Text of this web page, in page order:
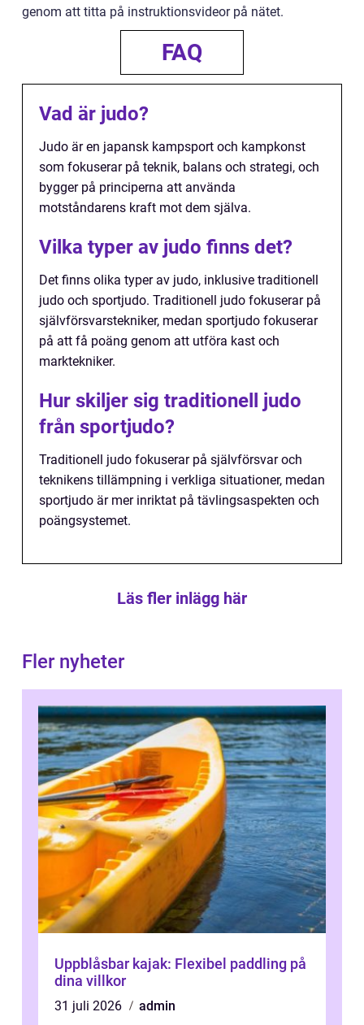
genom att titta på instruktionsvideor på nätet.
FAQ
Vad är judo?
Judo är en japansk kampsport och kampkonst
som fokuserar på teknik, balans och strategi, och
bygger på principerna att använda
motståndarens kraft mot dem själva.
Vilka typer av judo finns det?
Det finns olika typer av judo, inklusive traditionell
judo och sportjudo. Traditionell judo fokuserar på
självförsvarstekniker, medan sportjudo fokuserar
på att få poäng genom att utföra kast och
marktekniker.
Hur skiljer sig traditionell judo
från sportjudo?
Traditionell judo fokuserar på självförsvar och
teknikens tillämpning i verkliga situationer, medan
sportjudo är mer inriktat på tävlingsaspekten och
poängsystemet.
Läs fler inlägg här
Fler nyheter
Uppblåsbar kajak: Flexibel paddling på
dina villkor
31 juli 2026
admin